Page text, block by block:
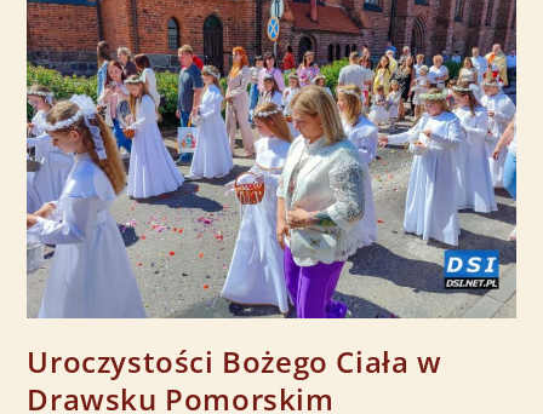
Uroczystości Bożego Ciała w
Drawsku Pomorskim